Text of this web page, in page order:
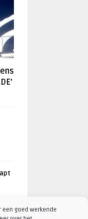
goed werkende